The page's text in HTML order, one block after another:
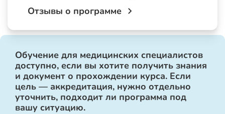
Отзывы о программе
Обучение для медицинских специалистов
доступно, если вы хотите получить знания
и документ о прохождении курса. Если
цель — аккредитация, нужно отдельно
уточнить, подходит ли программа под
вашу ситуацию.